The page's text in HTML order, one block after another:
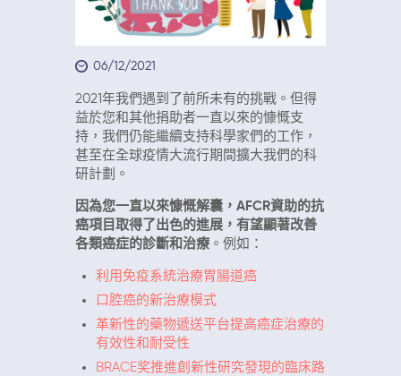
06/12/2021
2021年我們遇到了前所未有的挑戰。但得
益於您和其他捐助者一直以來的慷慨支
持，我們仍能繼續支持科學家們的工作，
甚至在全球疫情大流行期間擴大我們的科
研計劃。
因為您一直以來慷慨解囊， AFCR資助的抗
癌項目取得了出色的進展，有望顯著改善
各類癌症的診斷和治療 。例如：
利用免疫系統治療胃腸道癌
口腔癌的新治療模式
革新性的藥物遞送平台提高癌症治療的
有效性和耐受性
BRACE奖推進創新性研究發現的臨床路